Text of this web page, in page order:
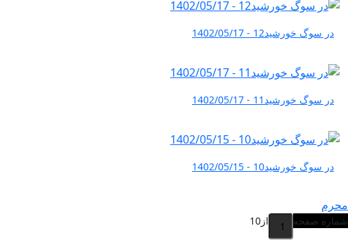
در سوگ خورشید12 - 1402/05/17
در سوگ خورشید11 - 1402/05/17
در سوگ خورشید10 - 1402/05/15
محرم
شماره صفحه از 10